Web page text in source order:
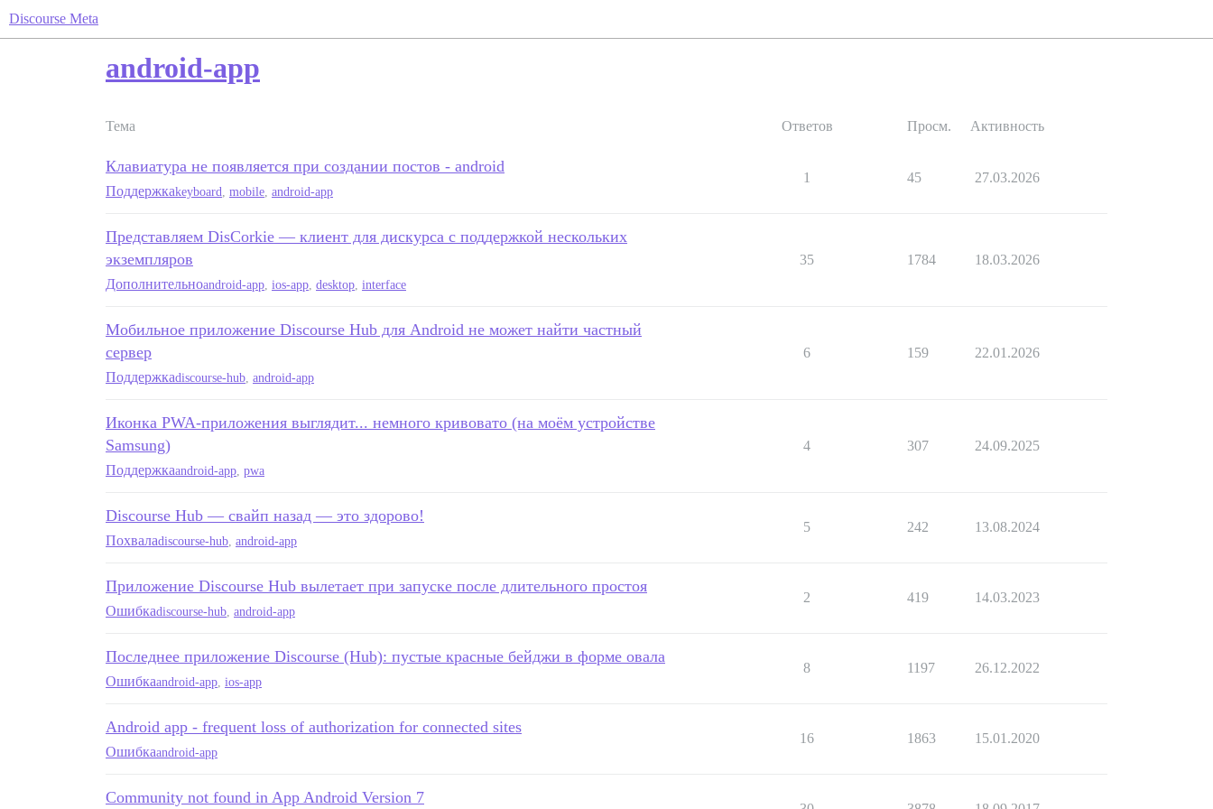
Discourse Meta
android-app
Тема Ответов Просм. Активность
Клавиатура не появляется при создании постов - android
Поддержкаkeyboard mobile android-app
1 45 27.03.2026
Представляем DisCorkie — клиент для дискурса с поддержкой нескольких
экземпляров
Дополнительноandroid-app ios-app desktop interface
35 1784 18.03.2026
Мобильное приложение Discourse Hub для Android не может найти частный
сервер
Поддержкаdiscourse-hub android-app
6 159 22.01.2026
Иконка PWA-приложения выглядит... немного кривовато (на моём устройстве
Samsung)
Поддержкаandroid-app pwa
4 307 24.09.2025
Discourse Hub — свайп назад — это здорово!
Похвалаdiscourse-hub android-app
5 242 13.08.2024
Приложение Discourse Hub вылетает при запуске после длительного простоя
Ошибкаdiscourse-hub android-app
2 419 14.03.2023
Последнее приложение Discourse (Hub): пустые красные бейджи в форме овала
Ошибкаandroid-app ios-app
8 1197 26.12.2022
Android app - frequent loss of authorization for connected sites
Ошибкаandroid-app
16 1863 15.01.2020
Community not found in App Android Version 7